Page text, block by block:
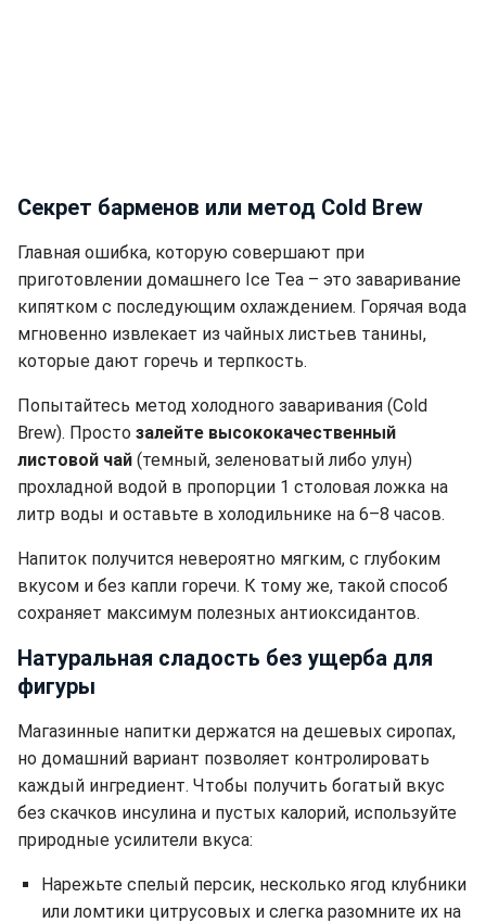
Секрет барменов или метод Cold Brew
Главная ошибка, которую совершают при
приготовлении домашнего Ice Tea – это заваривание
кипятком с последующим охлаждением. Горячая вода
мгновенно извлекает из чайных листьев танины,
которые дают горечь и терпкость.
Попытайтесь метод холодного заваривания (Cold
Brew). Просто залейте высококачественный
листовой чай (темный, зеленоватый либо улун)
прохладной водой в пропорции 1 столовая ложка на
литр воды и оставьте в холодильнике на 6–8 часов.
Напиток получится невероятно мягким, с глубоким
вкусом и без капли горечи. К тому же, такой способ
сохраняет максимум полезных антиоксидантов.
Натуральная сладость без ущерба для
фигуры
Магазинные напитки держатся на дешевых сиропах,
но домашний вариант позволяет контролировать
каждый ингредиент. Чтобы получить богатый вкус
без скачков инсулина и пустых калорий, используйте
природные усилители вкуса:
Нарежьте спелый персик, несколько ягод клубники
или ломтики цитрусовых и слегка разомните их на